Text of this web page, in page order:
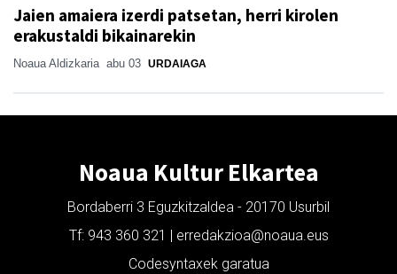
Jaien amaiera izerdi patsetan, herri kirolen
erakustaldi bikainarekin
Noaua Aldizkaria abu 03 URDAIAGA
Noaua Kultur Elkartea
Bordaberri 3 Eguzkitzaldea - 20170 Usurbil
Tf: 943 360 321 | erredakzioa@noaua.eus
Codesyntaxek garatua